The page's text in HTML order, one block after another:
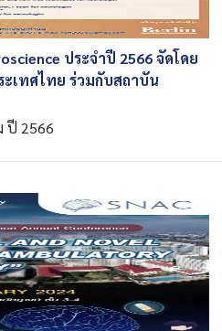
ประจำปี 2566 จัดโดย
เทศไทย ร่วมกับสถาบัน
ปี 2566